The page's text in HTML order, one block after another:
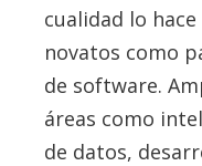
cualidad lo
novatos como
de software.
áreas como
de datos,